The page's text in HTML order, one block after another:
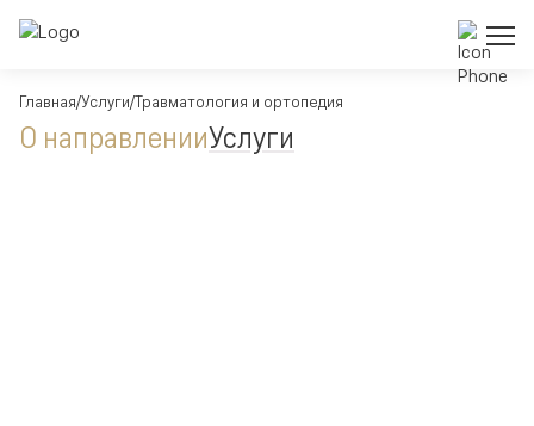
Главная Услуги Травматология и ортопедия
О направленииУслуги